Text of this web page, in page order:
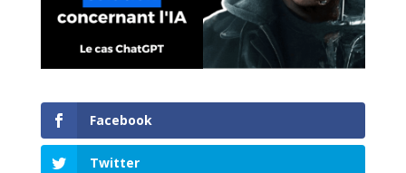
Facebook
Twitter